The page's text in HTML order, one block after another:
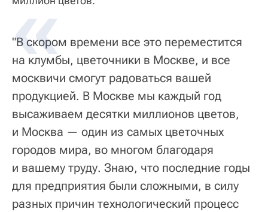
"В скором времени все это переместится
на клумбы, цветочники в Москве, и все
москвичи смогут радоваться вашей
продукцией. В Москве мы каждый год
высаживаем десятки миллионов цветов,
и Москва — один из самых цветочных
городов мира, во многом благодаря
и вашему труду. Знаю, что последние годы
для предприятия были сложными, в силу
разных причин технологический процесс